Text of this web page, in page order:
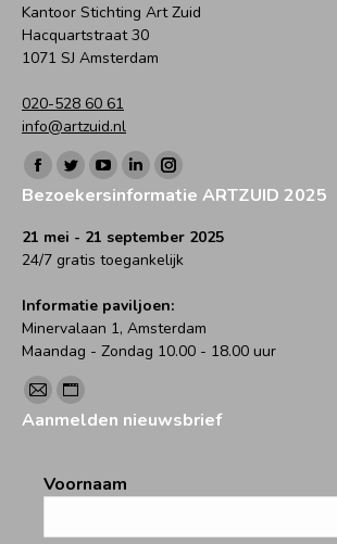
Kantoor Stichting Art Zuid
Hacquartstraat 30
1071 SJ Amsterdam
020-528 60 61
info@artzuid.nl
Vind ons op:
Facebook
page
opens
in
window
Twitter
page
opens
in
window
YouTube
page
opens
in
window
Linkedin
page
opens
in
window
Instagram
page
opens
in
window
Bezoekersinformatie ARTZUID 2025
21 mei - 21 september 2025
24/7 gratis toegankelijk
Informatie paviljoen:
Minervalaan 1, Amsterdam
Maandag - Zondag 10.00 - 18.00 uur
Vind ons op:
Mail
page
in
Website
page
in
Aanmelden nieuwsbrief
Voornaam